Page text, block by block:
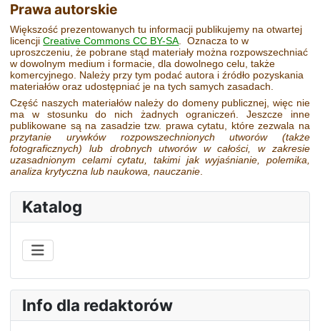
Prawa autorskie
Większość prezentowanych tu informacji publikujemy na otwartej
licencjiCreative Commons CC BY-SA. Oznacza to w
uproszczeniu, że pobrane stąd materiały można rozpowszechniać
w dowolnym medium i formacie, dla dowolnego celu, także
komercyjnego. Należy przy tym podać autora i źródło pozyskania
materiałów oraz udostępniać je na tych samych zasadach.
Część naszych materiałów należy do domeny publicznej, więc nie
ma w stosunku do nich żadnych ograniczeń. Jeszcze inne
publikowane są na zasadzie tzw. prawa cytatu, które zezwala na
przytanie urywków rozpowszechnionych utworów (także
fotograficznych) lub drobnych utworów w całości, w zakresie
uzasadnionym celami cytatu, takimi jak wyjaśnianie, polemika,
analiza krytyczna lub naukowa, nauczanie
Katalog
Info dla redaktorów